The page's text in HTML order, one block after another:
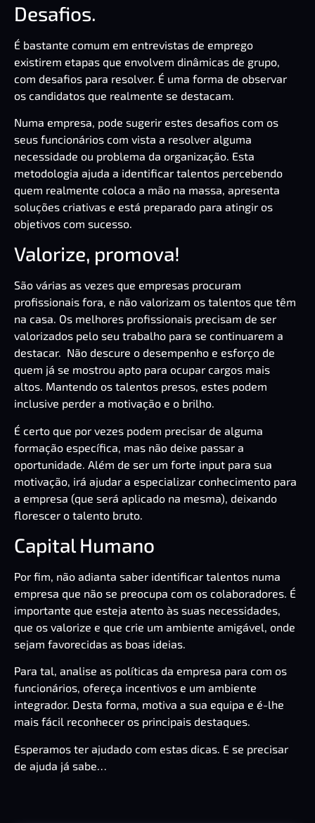
Desafios.
É bastante comum em entrevistas de emprego
existirem etapas que envolvem dinâmicas de grupo,
com desafios para resolver. É uma forma de observar
os candidatos que realmente se destacam.
Numa empresa, pode sugerir estes desafios com os
seus funcionários com vista a resolver alguma
necessidade ou problema da organização. Esta
metodologia ajuda a identificar talentos percebendo
quem realmente coloca a mão na massa, apresenta
soluções criativas e está preparado para atingir os
objetivos com sucesso.
Valorize, promova!
São várias as vezes que empresas procuram
profissionais fora, e não valorizam os talentos que têm
na casa. Os melhores profissionais precisam de ser
valorizados pelo seu trabalho para se continuarem a
destacar. Não descure o desempenho e esforço de
quem já se mostrou apto para ocupar cargos mais
altos. Mantendo os talentos presos, estes podem
inclusive perder a motivação e o brilho.
É certo que por vezes podem precisar de alguma
formação específica, mas não deixe passar a
oportunidade. Além de ser um forte input para sua
motivação, irá ajudar a especializar conhecimento para
a empresa (que será aplicado na mesma), deixando
florescer o talento bruto.
Capital Humano
Por fim, não adianta saber identificar talentos numa
empresa que não se preocupa com os colaboradores. É
importante que esteja atento às suas necessidades,
que os valorize e que crie um ambiente amigável, onde
sejam favorecidas as boas ideias.
Para tal, analise as políticas da empresa para com os
funcionários, ofereça incentivos e um ambiente
integrador. Desta forma, motiva a sua equipa e é-lhe
mais fácil reconhecer os principais destaques.
Esperamos ter ajudado com estas dicas. E se precisar
de ajuda já sabe…